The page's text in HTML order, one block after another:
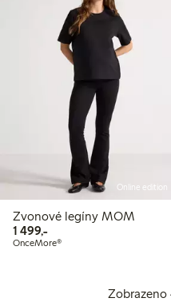
Online edition
Zvonové legíny MOM
1 499,-1 499,00 Kč
OnceMore®
Zobrazeno